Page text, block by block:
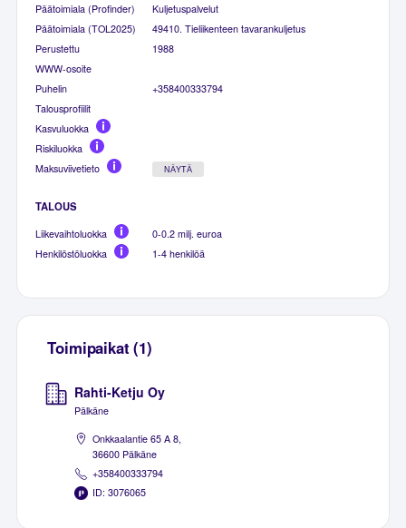
Päätoimiala (Profinder)
Kuljetuspalvelut
Päätoimiala (TOL2025)
49410. Tieliikenteen tavarankuljetus
Perustettu
1988
WWW-osoite
Puhelin
+358400333794
Talousprofiilit
Kasvuluokka
Riskiluokka
Maksuviivetieto
NÄYTÄ
TALOUS
Liikevaihtoluokka
0-0.2 milj. euroa
Henkilöstöluokka
1-4 henkilöä
Toimipaikat (1)
Rahti-Ketju Oy
Pälkäne
Onkkaalantie 65 A 8,
36600 Pälkäne
+358400333794
ID: 3076065